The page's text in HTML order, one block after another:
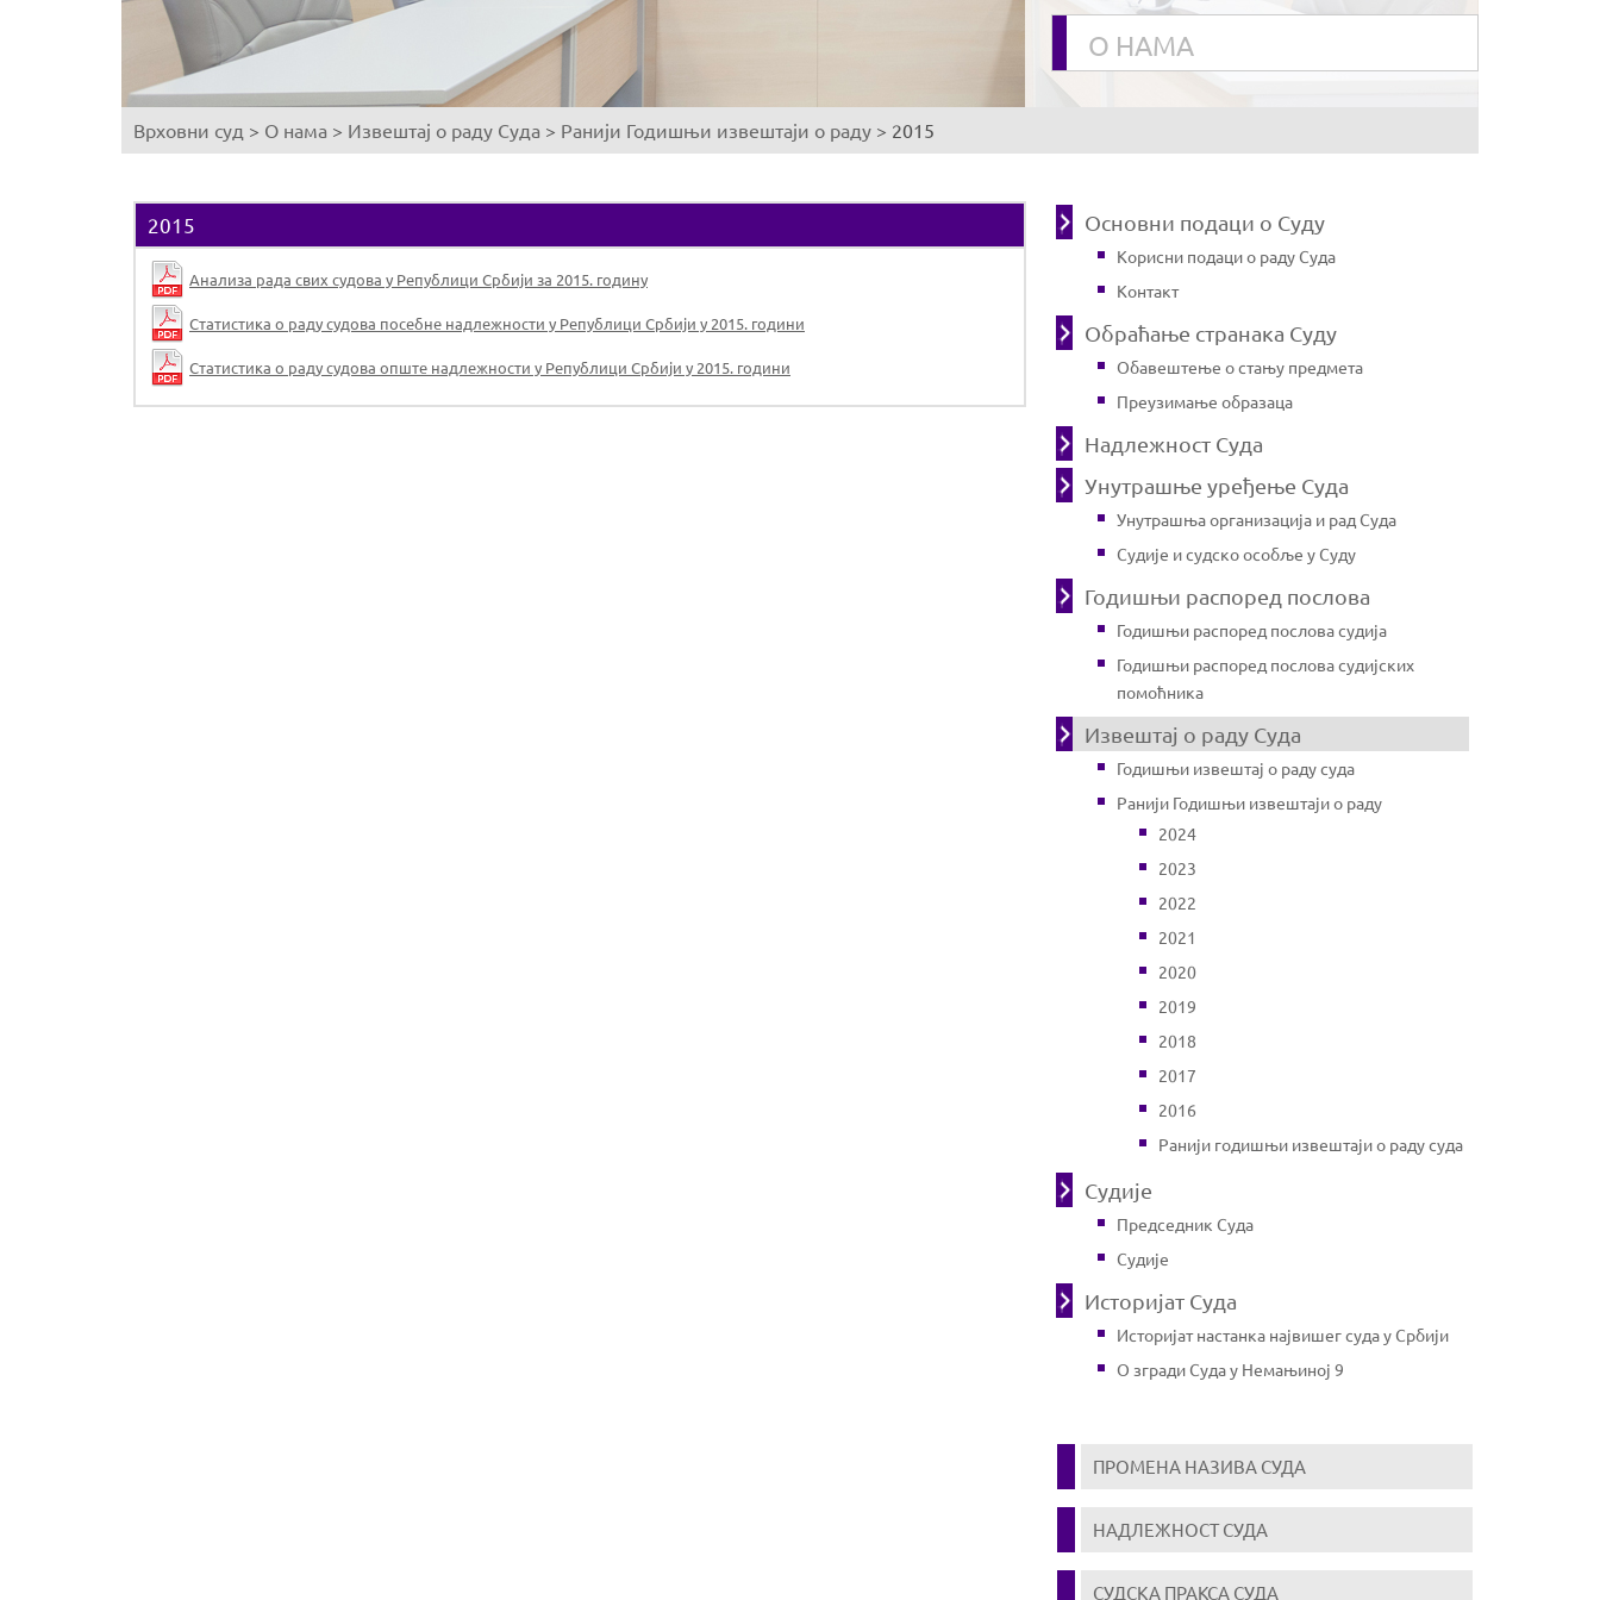
О НАМА
You
here
Врховни суд > О нама > Извештај о раду Суда > Ранији Годишњи извештаји о раду > 2015
2015
Анализа рада свих судова у Републици Србији за 2015. годину
Статистика о раду судова посебне надлежности у Републици Србији у 2015. години
Статистика о раду судова опште надлежности у Републици Србији у 2015. години
Основни подаци о Суду
Корисни подаци о раду Суда
Контакт
Обраћање странака Суду
Обавештење о стању предмета
Преузимање образаца
Надлежност Суда
Унутрашње уређење Суда
Унутрашња организација и рад Суда
Судије и судско особље у Суду
Годишњи распоред послова
Годишњи распоред послова судија
Годишњи распоред послова судијских
помоћника
Извештај о раду Суда
Годишњи извештај о раду суда
Ранији Годишњи извештаји о раду
2024
2023
2022
2021
2020
2019
2018
2017
2016
Ранији годишњи извештаји о раду суда
Судије
Председник Суда
Судије
Историјат Суда
Историјат настанка највишег суда у Србији
О згради Суда у Немањиној 9
ПРОМЕНА НАЗИВА СУДА
НАДЛЕЖНОСТ СУДА
СУДСКА ПРАКСА СУДА